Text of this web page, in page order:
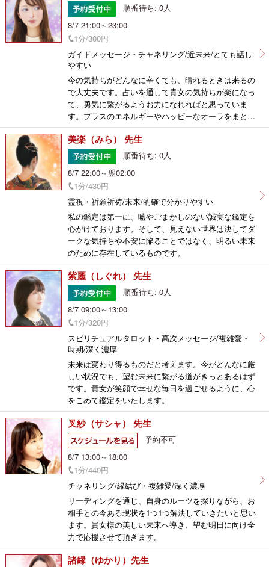
順番待ち: 0人
8/7 21:00～23:00
1分/300円
ガイドメッセージ・チャネリング/近未来/とても話し
やすい
今の気持ちがどんなに辛くても、晴れるときは来るの
で大丈夫です。占いを通して貴女の気持ちが楽になっ
て、勇気に繋がるようお力になれればと思っていま
す。プラスのエネルギーやハッピーなオーラをまとっ
て幸せになれるように、一緒に頑張っていきましょう
ね。
美楽（みら） 先生
順番待ち: 0人
8/7 22:00～翌02:00
1分/430円
霊視・祈願祈祷/未来/的確で分かりやすい
私の鑑定は第一に、嘘やごまかしのない誠実な鑑定を
心がけております。そして、見えない世界は決してダ
ークな気持ちや不安に陥ることではなく、明るい未来
のために存在しているものです。
紫麗（しぐれ） 先生
順番待ち: 0人
8/7 09:00～13:00
1分/320円
スピリチュアルタロット・高次メッセージ/複雑愛・
時期/深く濃厚
未来は変わり得るものだと考えます。今がどんなに厳
しい状況でも、望む未来に繋がる道がきっとあるはず
です。貴女が笑顔で幸せな毎日を過ごせるように、心
をこめて鑑定をいたします。
叉紗（サシャ） 先生
予約不可
8/7 13:00～18:00
1分/440円
チャネリング/縁結び・複雑愛/深く濃厚
リーディングを通じ、自身のルーツを探りながら、お
相手との今ある現状を1つ1つ解決していきたいと思い
ます。貴女様の美しい未来へ導き、望む明日に向け全
力で応援させて頂きます。
諸縁（ゆかり）先生